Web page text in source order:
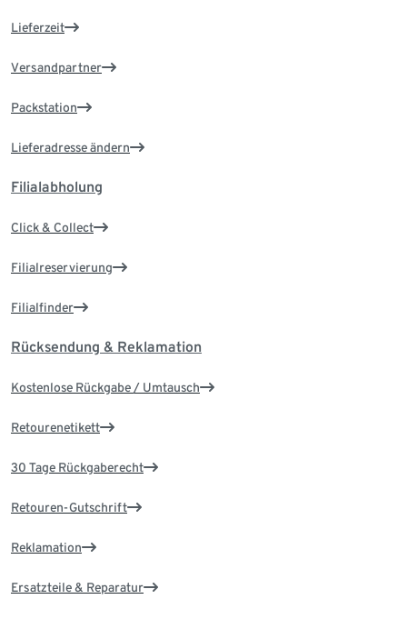
Lieferzeit
Versandpartner
Packstation
Lieferadresse ändern
Filialabholung
Click & Collect
Filialreservierung
Filialfinder
Rücksendung & Reklamation
Kostenlose Rückgabe / Umtausch
Retourenetikett
30 Tage Rückgaberecht
Retouren-Gutschrift
Reklamation
Ersatzteile & Reparatur